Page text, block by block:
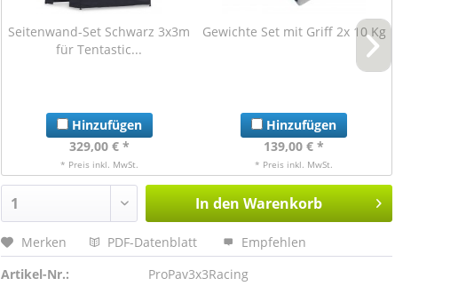
Seitenwand-Set Schwarz 3x3m
für Tentastic...
Hinzufügen
329,00 € *
* Preis inkl. MwSt.
Gewichte Set mit Griff 2x 10 Kg
Hinzufügen
139,00 € *
* Preis inkl. MwSt.
In den Warenkorb
Merken PDF-Datenblatt
Empfehlen
Artikel-Nr.:
ProPav3x3Racing